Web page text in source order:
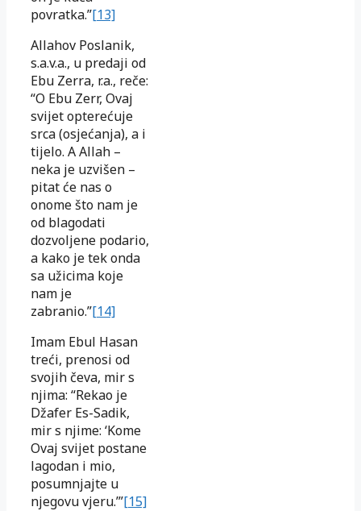
povratka.”[13]
Allahov Poslanik,
s.a.v.a., u predaji od
Ebu Zerra, r.a., reče:
“O Ebu Zerr, Ovaj
svijet opterećuje
srca (osjećanja), a i
tijelo. A Allah –
neka je uzvišen –
pitat će nas o
onome što nam je
od blagodati
dozvoljene podario,
a kako je tek onda
sa užicima koje
nam je
zabranio.”[14]
Imam Ebul Hasan
treći, prenosi od
svojih čeva, mir s
njima: “Rekao je
Džafer Es-Sadik,
mir s njime: ‘Kome
Ovaj svijet postane
lagodan i mio,
posumnjajte u
njegovu vjeru.’”[15]